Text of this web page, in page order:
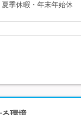
季休暇・年末年始休